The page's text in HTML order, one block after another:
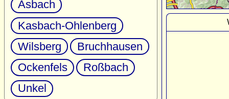
Asbach
Kasbach-Ohlenberg
Wilsberg
Bruchhausen
Ockenfels
Roßbach
Unkel